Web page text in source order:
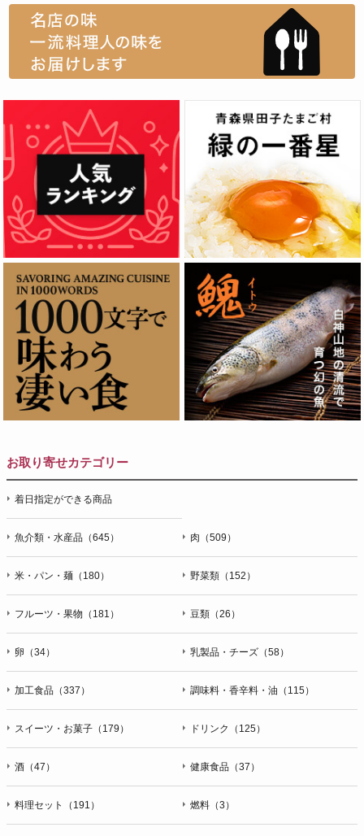
お取り寄せカテゴリー
着日指定ができる商品
魚介類・水産品（645） 肉（509）
米・パン・麺（180） 野菜類（152）
フルーツ・果物（181） 豆類（26）
卵（34） 乳製品・チーズ（58）
加工食品（337） 調味料・香辛料・油（115）
スイーツ・お菓子（179） ドリンク（125）
酒（47） 健康食品（37）
料理セット（191） 燃料（3）